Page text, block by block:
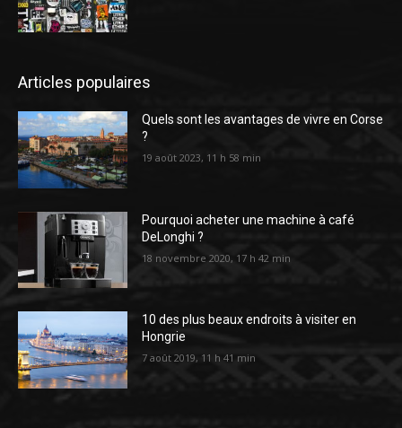
Articles populaires
Quels sont les avantages de vivre en Corse
?
19 août 2023, 11 h 58 min
Pourquoi acheter une machine à café
DeLonghi ?
18 novembre 2020, 17 h 42 min
10 des plus beaux endroits à visiter en
Hongrie
7 août 2019, 11 h 41 min